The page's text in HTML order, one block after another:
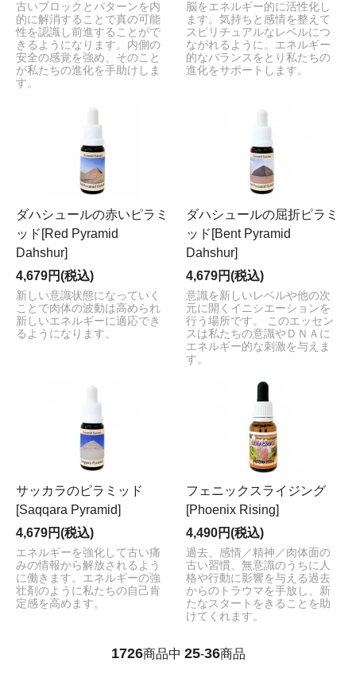
古いブロックとパターンを内
的に解消することで真の可能
性を認識し前進することがで
きるようになります。内側の
安全の感覚を強め、そのこと
が私たちの進化を手助けしま
す。
脳をエネルギー的に活性化し
ます。気持ちと感情を整えて
スピリチュアルなレベルにつ
ながれるように。エネルギー
的なバランスをとり私たちの
進化をサポートします。
ダハシュールの赤いピラミ
ッド[Red Pyramid
Dahshur]
4,679円(税込)
新しい意識状態になっていく
ことで肉体の波動は高められ
新しいエネルギーに適応でき
るようになります。
ダハシュールの屈折ピラミ
ッド[Bent Pyramid
Dahshur]
4,679円(税込)
意識を新しいレベルや他の次
元に開くイニシエーションを
行う場所です。 このエッセン
スは私たちの意識やＤＮＡに
エネルギー的な刺激を与えま
す。
サッカラのピラミッド
[Saqqara Pyramid]
4,679円(税込)
エネルギーを強化して古い痛
みの情報から解放されるよう
に働きます。エネルギーの強
壮剤のように私たちの自己肯
定感を高めます。
フェニックスライジング
[Phoenix Rising]
4,490円(税込)
過去、感情／精神／肉体面の
古い習慣、無意識のうちに人
格や行動に影響を与える過去
からのトラウマを手放し、新
たなスタートをきることを助
けてくれます。
1726商品中 25-36商品